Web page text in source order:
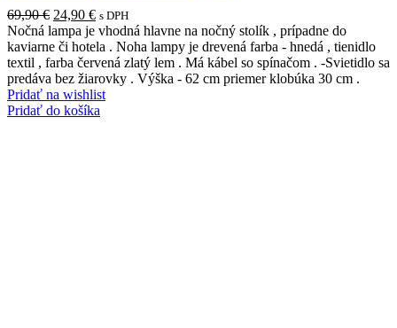
69,90€ Pôvodná
cena
bola:
69,90 €.
24,90 €Aktuálna
cena
je:
24,90 €.
s DPH
Nočná lampa je vhodná hlavne na nočný stolík , prípadne do
kaviarne či hotela . Noha lampy je drevená farba - hnedá , tienidlo
textil , farba červená zlatý lem . Má kábel so spínačom . -Svietidlo sa
predáva bez žiarovky . Výška - 62 cm priemer klobúka 30 cm .
Pridať na wishlist
Pridať do košíka